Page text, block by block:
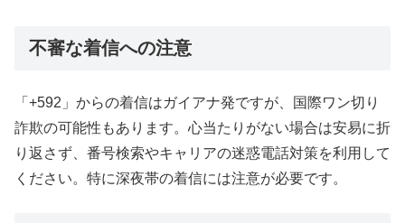
不審な着信への注意
「+592」からの着信はガイアナ発ですが、国際ワン切り
詐欺の可能性もあります。心当たりがない場合は安易に折
り返さず、番号検索やキャリアの迷惑電話対策を利用して
ください。特に深夜帯の着信には注意が必要です。